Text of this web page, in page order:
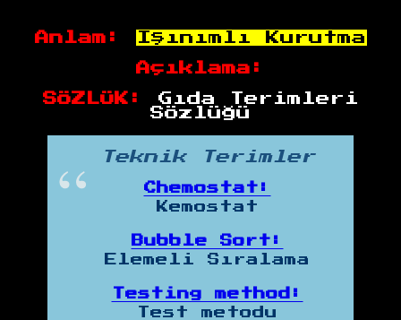
Anlam: Işınımlı Kurutma
Açıklama:
SÖZLÜK: Gıda Terimleri
Sözlüğü
Teknik Terimler
Chemostat:
Kemostat
Bubble Sort:
Elemeli Sıralama
Testing method:
Test metodu